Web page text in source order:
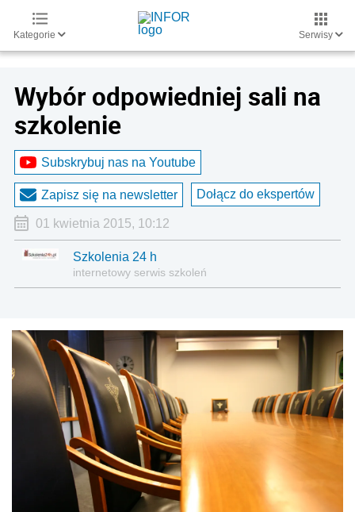
Kategorie Serwisy
Wybór odpowiedniej sali na
szkolenie
Subskrybuj nas na Youtube
Zapisz się na newsletter Dołącz do ekspertów
01 kwietnia 2015, 10:12
Szkolenia 24 h
internetowy serwis szkoleń